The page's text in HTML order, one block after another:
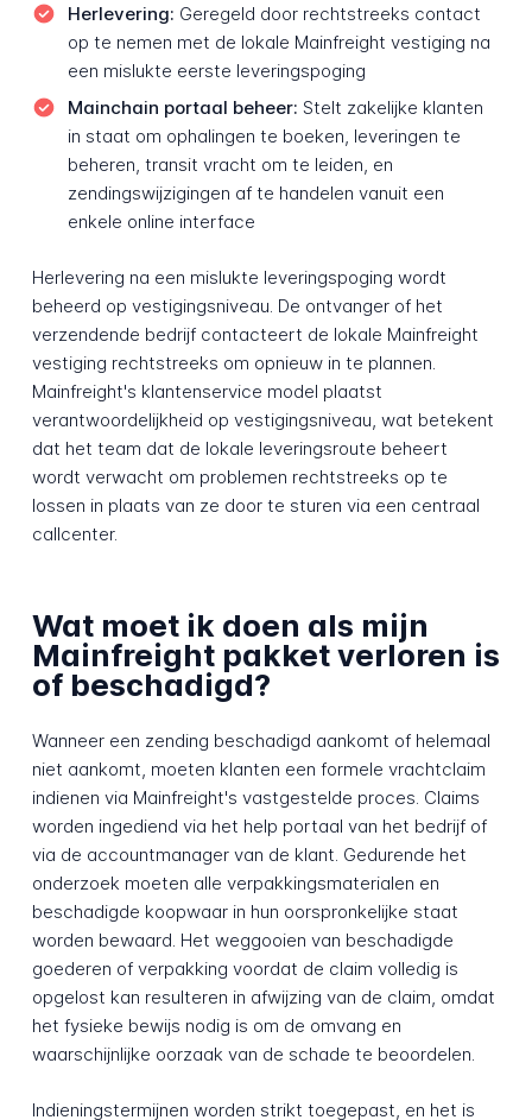
Herlevering: Geregeld door rechtstreeks contact
op te nemen met de lokale Mainfreight vestiging na
een mislukte eerste leveringspoging
Mainchain portaal beheer: Stelt zakelijke klanten
in staat om ophalingen te boeken, leveringen te
beheren, transit vracht om te leiden, en
zendingswijzigingen af te handelen vanuit een
enkele online interface
Herlevering na een mislukte leveringspoging wordt
beheerd op vestigingsniveau. De ontvanger of het
verzendende bedrijf contacteert de lokale Mainfreight
vestiging rechtstreeks om opnieuw in te plannen.
Mainfreight's klantenservice model plaatst
verantwoordelijkheid op vestigingsniveau, wat betekent
dat het team dat de lokale leveringsroute beheert
wordt verwacht om problemen rechtstreeks op te
lossen in plaats van ze door te sturen via een centraal
callcenter.
Wat moet ik doen als mijn
Mainfreight pakket verloren is
of beschadigd?
Wanneer een zending beschadigd aankomt of helemaal
niet aankomt, moeten klanten een formele vrachtclaim
indienen via Mainfreight's vastgestelde proces. Claims
worden ingediend via het help portaal van het bedrijf of
via de accountmanager van de klant. Gedurende het
onderzoek moeten alle verpakkingsmaterialen en
beschadigde koopwaar in hun oorspronkelijke staat
worden bewaard. Het weggooien van beschadigde
goederen of verpakking voordat de claim volledig is
opgelost kan resulteren in afwijzing van de claim, omdat
het fysieke bewijs nodig is om de omvang en
waarschijnlijke oorzaak van de schade te beoordelen.
Indieningstermijnen worden strikt toegepast, en het is